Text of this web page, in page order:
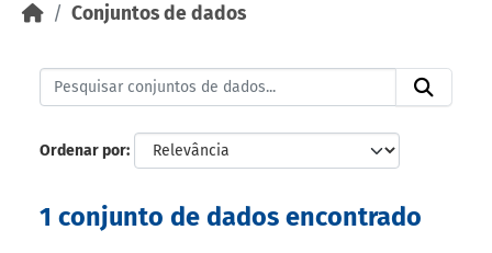
Conjuntos de dados
Ordenar por
1 conjunto de dados encontrado